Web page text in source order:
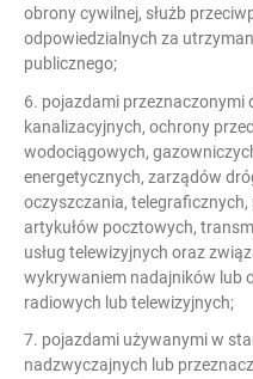
obrony cywilnej, służb
odpowiedzialnych za
publicznego;
6. pojazdami przeznaczonymi
kanalizacyjnych, ochrony
wodociągowych,
energetycznych, zarządów
oczyszczania, telegraficznych,
artykułów pocztowych,
usług telewizyjnych oraz
wykrywaniem nadajników lub
radiowych lub telewizyjnych;
7. pojazdami używanymi w
nadzwyczajnych lub